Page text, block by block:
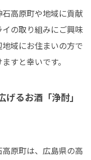
高原町や地域に貢献
の取り組みにご興味
域にお住まいの方で
すと幸いです。
るお酒「浄酎」
原町は、広島県の高